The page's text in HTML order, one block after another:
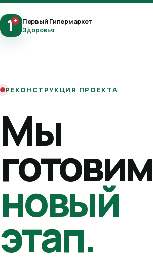
1+ Первый Гипермаркет
Здоровья
РЕКОНСТРУКЦИЯ ПРОЕКТА
Мы
готовим
новый
этап.